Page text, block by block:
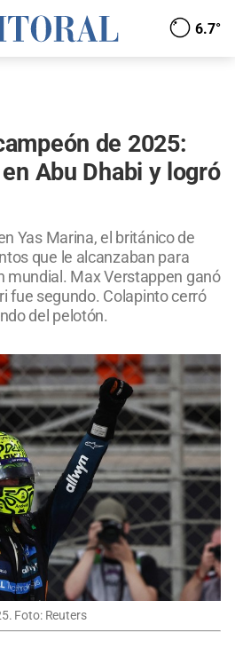
6.7°
de 2025:
Abu Dhabi y logró
Yas Marina, el británico de
que le alcanzaban para
mundial. Max Verstappen ganó
fue segundo. Colapinto cerró
del pelotón.
Foto: Reuters